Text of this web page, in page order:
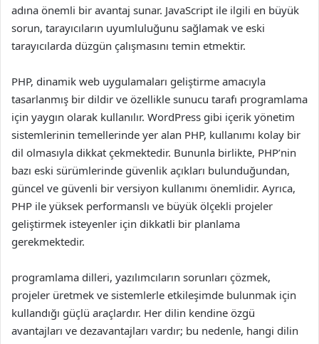
adına önemli bir avantaj sunar. JavaScript ile ilgili en büyük
sorun, tarayıcıların uyumluluğunu sağlamak ve eski
tarayıcılarda düzgün çalışmasını temin etmektir.
PHP, dinamik web uygulamaları geliştirme amacıyla
tasarlanmış bir dildir ve özellikle sunucu tarafı programlama
için yaygın olarak kullanılır. WordPress gibi içerik yönetim
sistemlerinin temellerinde yer alan PHP, kullanımı kolay bir
dil olmasıyla dikkat çekmektedir. Bununla birlikte, PHP’nin
bazı eski sürümlerinde güvenlik açıkları bulunduğundan,
güncel ve güvenli bir versiyon kullanımı önemlidir. Ayrıca,
PHP ile yüksek performanslı ve büyük ölçekli projeler
geliştirmek isteyenler için dikkatli bir planlama
gerekmektedir.
programlama dilleri, yazılımcıların sorunları çözmek,
projeler üretmek ve sistemlerle etkileşimde bulunmak için
kullandığı güçlü araçlardır. Her dilin kendine özgü
avantajları ve dezavantajları vardır; bu nedenle, hangi dilin